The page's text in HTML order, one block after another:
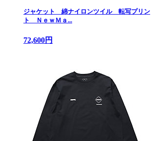
ジャケット 綿ナイロンツイル 転写プリン
ト ＮｅｗＭａ...
72,600円